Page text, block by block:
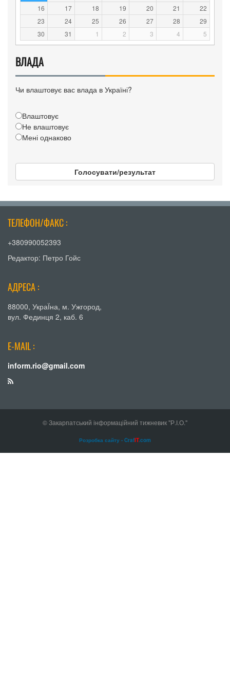
16
17 18 19 20 21
22
23
24 25 26 27 28
29
30
31 1 2 3 4 5
ВЛАДА
Чи влаштовує вас влада в Україні?
Влаштовує
Не влаштовує
Мені однаково
Голосувати/результат
ТЕЛЕФОН/ФАКС :
+380990052393
Редактор: Петро Гойс
АДРЕСА :
88000, УкраЇна, м. Ужгород,
вул. Фединця 2, каб. 6
E-MAIL :
inform.rio@gmail.com
© Закарпатський інформаційний тижневик "Р.І.О."
Розробка сайту - CrafIT.com